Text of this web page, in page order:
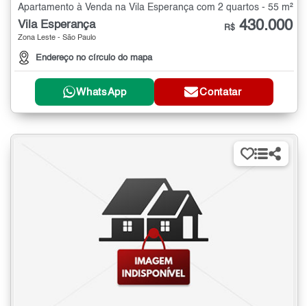
Apartamento à Venda na Vila Esperança com 2 quartos - 55 m²
Vila Esperança
Zona Leste - São Paulo
Endereço no círculo do mapa
R$ 430.000
WhatsApp Contatar